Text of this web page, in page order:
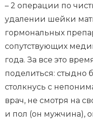
– 2 операции по
удалении шейки
гормональных
сопутствующих
года. За все это
поделиться: стыдно
столкнусь с
врач, не смотря на
и пол (он мужчина),